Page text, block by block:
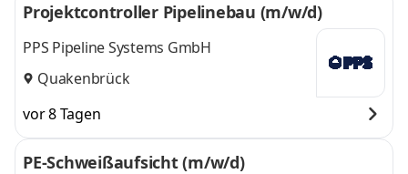
Projektcontroller Pipelinebau (m/w/d)
PPS Pipeline Systems GmbH
Quakenbrück
vor 8 Tagen
PE-Schweißaufsicht (m/w/d)